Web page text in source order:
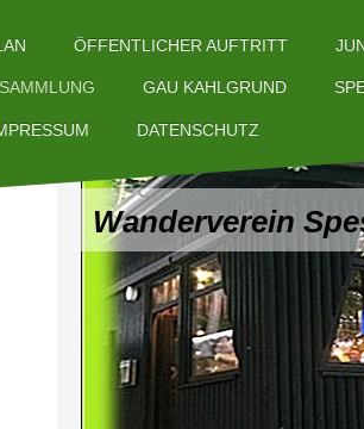
ÖFFENTLICHER AUFTRITT
GAU KAHLGRUND
DATENSCHUTZ
Wanderverein